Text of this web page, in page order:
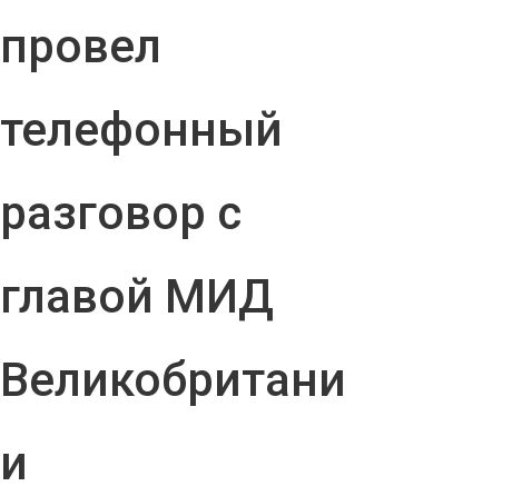
провел
телефонный
разговор с
главой МИД
Великобритани
и